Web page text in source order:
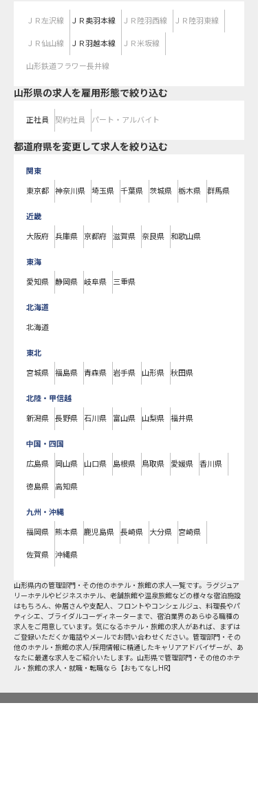
ＪＲ左沢線 ＪＲ奥羽本線 ＪＲ陸羽西線 ＪＲ陸羽東線
ＪＲ仙山線 ＪＲ羽越本線 ＪＲ米坂線
山形鉄道フラワー長井線
山形県の求人を雇用形態で絞り込む
正社員 契約社員 パート・アルバイト
都道府県を変更して求人を絞り込む
関東
東京都 神奈川県 埼玉県 千葉県 茨城県 栃木県 群馬県
近畿
大阪府 兵庫県 京都府 滋賀県 奈良県 和歌山県
東海
愛知県 静岡県 岐阜県 三重県
北海道
北海道
東北
宮城県 福島県 青森県 岩手県 山形県 秋田県
北陸・甲信越
新潟県 長野県 石川県 富山県 山梨県 福井県
中国・四国
広島県 岡山県 山口県 島根県 鳥取県 愛媛県 香川県
徳島県 高知県
九州・沖縄
福岡県 熊本県 鹿児島県 長崎県 大分県 宮崎県
佐賀県 沖縄県
山形県内の管理部門・その他のホテル・旅館の求人一覧です。ラグジュア
リーホテルやビジネスホテル、老舗旅館や温泉旅館などの様々な宿泊施設
はもちろん、仲居さんや支配人、フロントやコンシェルジュ、料理長やパ
ティシエ、ブライダルコーディネーターまで、宿泊業界のあらゆる職種の
求人をご用意しています。気になるホテル・旅館の求人があれば、まずは
ご登録いただくか電話やメールでお問い合わせください。管理部門・その
他のホテル・旅館の求人/採用情報に精通したキャリアアドバイザーが、あ
なたに最適な求人をご紹介いたします。山形県で管理部門・その他のホテ
ル・旅館の求人・就職・転職なら【おもてなしHR】